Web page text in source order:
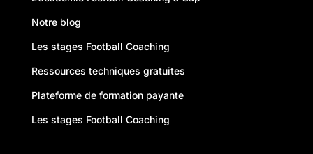
Notre blog
Les stages Football Coaching
Ressources techniques gratuites
Plateforme de formation payante
Les stages Football Coaching